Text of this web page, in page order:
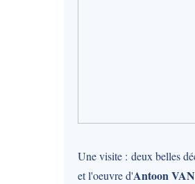
Une visite : deux belles
et l'oeuvre d'Antoon